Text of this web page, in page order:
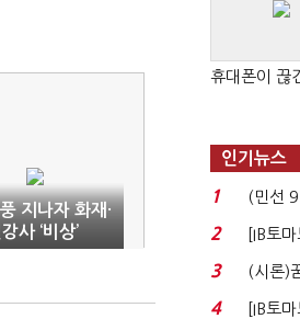
지나자 화재·
사 ‘비상’
휴대폰이 끊
인기뉴스
1
(민선
격…추
2
[IB토
340억
3 (시론)
4
[IB토